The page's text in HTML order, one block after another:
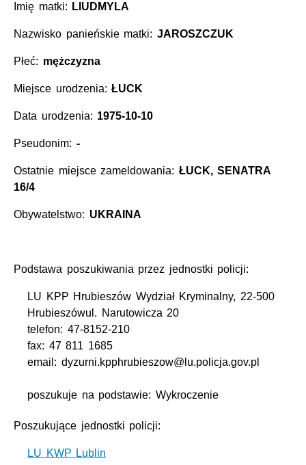
Imię matki: LIUDMYLA
Nazwisko panieńskie matki: JAROSZCZUK
Płeć: mężczyzna
Miejsce urodzenia:ŁUCK
Data urodzenia: 1975-10-10
Pseudonim: -
Ostatnie miejsce zameldowania: ŁUCK, SENATRA
16/4
Obywatelstwo: UKRAINA
Podstawa poszukiwania przez jednostki policji:
LU KPP Hrubieszów Wydział Kryminalny, 22-500
Hrubieszówul. Narutowicza 20
telefon: 47-8152-210
fax: 47 811 1685
email: dyzurni.kpphrubieszow@lu.policja.gov.pl
poszukuje na podstawie: Wykroczenie
Poszukujące jednostki policji:
LU KWP Lublin